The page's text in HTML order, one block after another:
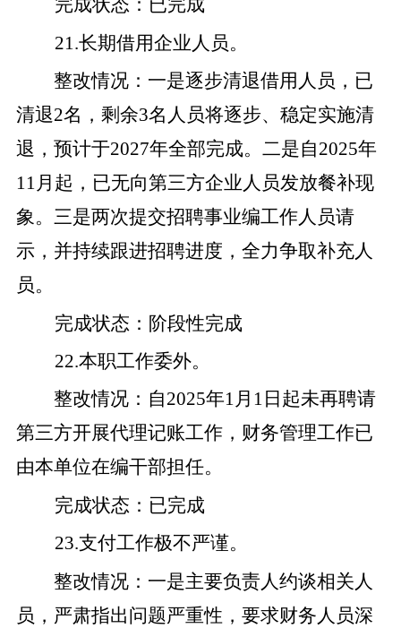
完成状态 ： 已完成
21 .长期借用企业人员。
整改情况： 一是逐步清退借用人员 ， 已
清退2名 ，剩余3名人员将逐步、稳定实施清
退，预计于2027年全部完成。 二是自2025年
11月起 ，已无向第三方企业人员发放餐补现
象。 三是两次提交招聘事业编工作人员请
示，并持续跟进招聘进度 ，全力争取补充人
员。
完成状态 ： 阶段性完成
22.本职工作委外。
整改情况： 自2025年1月 1 日起未再聘请
第三方开展代理记账工作，财务管理工作已
由本单位在编干部担任。
完成状态 ： 已完成
23.支付工作极不严谨。
整改情况： 一是主要负责人约谈相关人
员，严肃指出问题严重性，要求财务人员深